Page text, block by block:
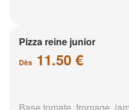
Pizza reine junior
Dès 11.50 €
Base tomate, fromage,